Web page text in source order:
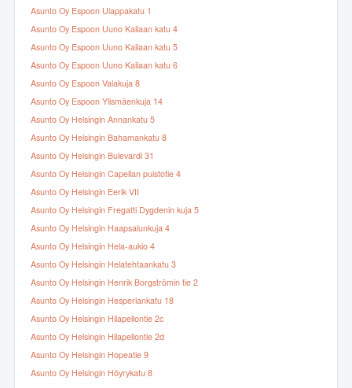
Asunto Oy Espoon Ulappakatu 1
Asunto Oy Espoon Uuno Kailaan katu 4
Asunto Oy Espoon Uuno Kailaan katu 5
Asunto Oy Espoon Uuno Kailaan katu 6
Asunto Oy Espoon Valakuja 8
Asunto Oy Espoon Ylismäenkuja 14
Asunto Oy Helsingin Annankatu 5
Asunto Oy Helsingin Bahamankatu 8
Asunto Oy Helsingin Bulevardi 31
Asunto Oy Helsingin Capellan puistotie 4
Asunto Oy Helsingin Eerik VII
Asunto Oy Helsingin Fregatti Dygdenin kuja 5
Asunto Oy Helsingin Haapsalunkuja 4
Asunto Oy Helsingin Hela-aukio 4
Asunto Oy Helsingin Helatehtaankatu 3
Asunto Oy Helsingin Henrik Borgströmin tie 2
Asunto Oy Helsingin Hesperiankatu 18
Asunto Oy Helsingin Hilapellontie 2c
Asunto Oy Helsingin Hilapellontie 2d
Asunto Oy Helsingin Hopeatie 9
Asunto Oy Helsingin Höyrykatu 8